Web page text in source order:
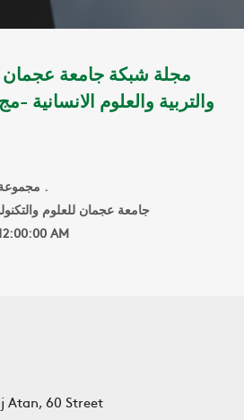
مجلة شبكة جامعة عجمان
مجموعة من الاختصاصيين .
جامعة عجمان للعلوم
AM
Atan, 60 Street